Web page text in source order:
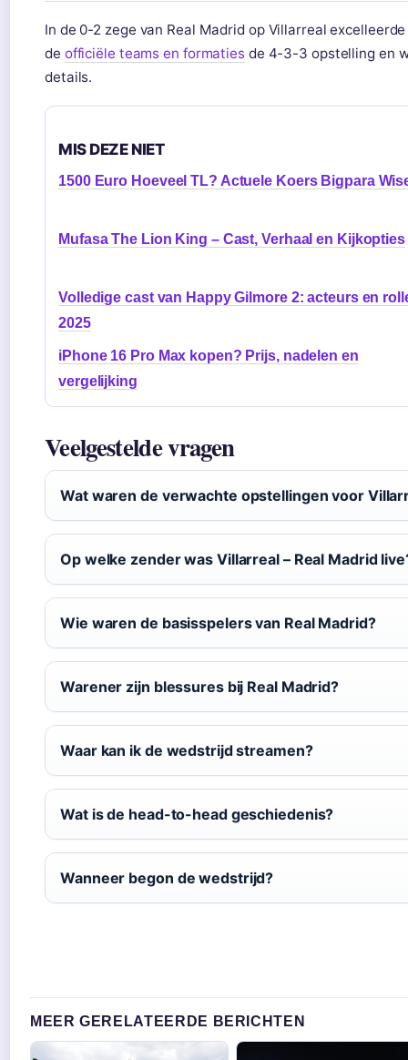
In de 0-2 zege van Real Madrid op Villarreal
de officiële teams en formatiesde 4-3-3 opstelling en
details.
MIS DEZE NIET
1500 Euro Hoeveel TL? Actuele Koers Bigpara
Mufasa The Lion King – Cast, Verhaal en Kijkopties
Volledige cast van Happy Gilmore 2: acteurs en
2025
iPhone 16 Pro Max kopen? Prijs, nadelen en
vergelijking
Veelgestelde vragen
Wat waren de verwachte opstellingen voor
Op welke zender was Villarreal – Real Madrid
Wie waren de basisspelers van Real Madrid?
Warener zijn blessures bij Real Madrid?
Waar kan ik de wedstrijd streamen?
Wat is de head-to-head geschiedenis?
Wanneer begon de wedstrijd?
MEER GERELATEERDE BERICHTEN